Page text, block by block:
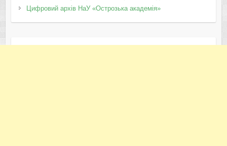
Цифровий архів НаУ «Острозька академія»